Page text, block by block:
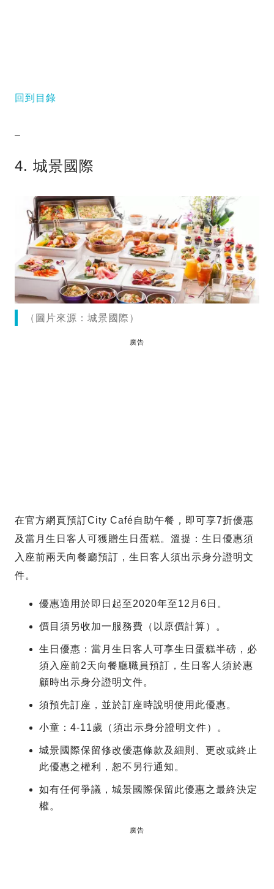
回到目錄
–
4. 城景國際
（圖片來源：城景國際）
廣告
在官方網頁預訂City Café自助午餐，即可享7折優惠
及當月生日客人可獲贈生日蛋糕。溫提：生日優惠須
入座前兩天向餐廳預訂，生日客人須出示身分證明文
件。
優惠適用於即日起至2020年至12月6日。
價目須另收加一服務費（以原價計算）。
生日優惠：當月生日客人可享生日蛋糕半磅，必
須入座前2天向餐廳職員預訂，生日客人須於惠
顧時出示身分證明文件。
須預先訂座，並於訂座時說明使用此優惠。
小童：4-11歲（須出示身分證明文件）。
城景國際保留修改優惠條款及細則、更改或終止
此優惠之權利，恕不另行通知。
如有任何爭議，城景國際保留此優惠之最終決定
權。
廣告